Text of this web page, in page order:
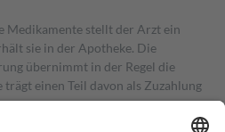
Medikamente stellt der Arzt ein
sie in der Apotheke. Die
übernimmt in der Regel die
einen Teil davon als Zuzahlung
Zuzahlungen in Höhe von zehn